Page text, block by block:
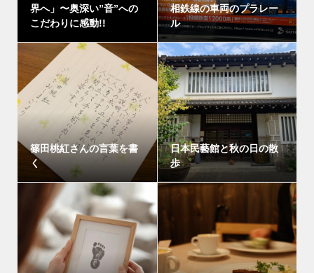
界へ」〜奥深い”音”への
こだわりに感動!!
相鉄線の車両のプラレー
ル
篠田桃紅さんの言葉を書
く
日本民藝館と秋の日の散
歩